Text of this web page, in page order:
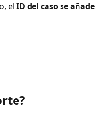
el ID del caso se añade